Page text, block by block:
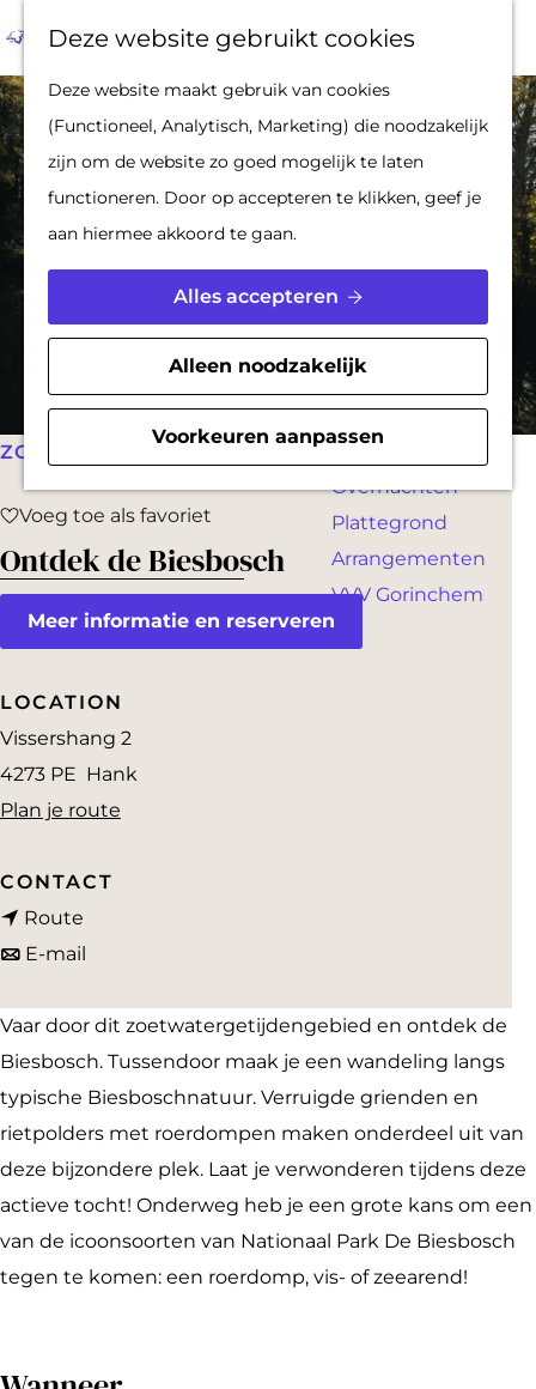
Deze website gebruikt cookies
Deze website maakt gebruik van cookies
(Functioneel, Analytisch, Marketing) die noodzakelijk
zijn om de website zo goed mogelijk te laten
functioneren. Door op accepteren te klikken, geef je
aan hiermee akkoord te gaan.
Alles accepteren
Alleen noodzakelijk
Voorkeuren aanpassen
G
a
n
a
r
m
e
p
g
F
o
t
e
n
K
t
Z
De Hollandse
Waterlinies en
Gorinchem
Vestingdriehoek
Inspiratie
PLAN JE BEZOEK
Reserveren
Bereikbaarheid
Parkeren
Overnachten
Plattegrond
Arrangementen
VVV Gorinchem
Ontdek de Biesbosch
ZONDAG 13 SEPTEMBER
Voeg toe als favoriet
Voeg toe als favoriet
Meer informatie en reserveren
LOCATION
Vissershang 2
4273 PE Hank
Plan je route
t
d
e
k
d
e
B
i
b
CONTACT
Route
a
r
O
n
t
d
e
k
d
i
E-mail
a
r
O
n
t
d
e
k
B
Vaar door dit zoetwatergetijdengebied en ontdek de
Biesbosch. Tussendoor maak je een wandeling langs
typische Biesboschnatuur. Verruigde grienden en
rietpolders met roerdompen maken onderdeel uit van
deze bijzondere plek. Laat je verwonderen tijdens deze
actieve tocht! Onderweg heb je een grote kans om een
van de icoonsoorten van Nationaal Park De Biesbosch
tegen te komen: een roerdomp, vis- of zeearend!